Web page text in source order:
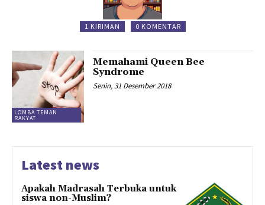
1 KIRIMAN 0 KOMENTAR
LOMBA TEMAN
RAKYAT
Memahami Queen Bee
Syndrome
Senin, 31 Desember 2018
Latest news
Apakah Madrasah Terbuka untuk
siswa non-Muslim?